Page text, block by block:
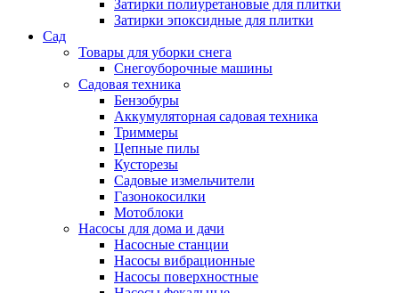
Затирки полиуретановые для плитки
Затирки эпоксидные для плитки
Сад
Товары для уборки снега
Снегоуборочные машины
Садовая техника
Бензобуры
Аккумуляторная садовая техника
Триммеры
Цепные пилы
Кусторезы
Садовые измельчители
Газонокосилки
Мотоблоки
Насосы для дома и дачи
Насосные станции
Насосы вибрационные
Насосы поверхностные